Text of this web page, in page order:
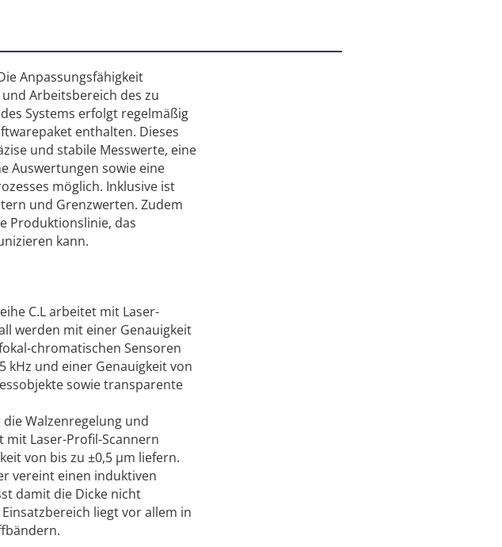
Anpassungsfähigkeit
Arbeitsbereich des zu
Systems erfolgt regelmäßig
enthalten. Dieses
und stabile Messwerte, eine
Auswertungen sowie eine
möglich. Inklusive ist
und Grenzwerten. Zudem
Produktionslinie, das
kann.
C.L arbeitet mit Laser-
werden mit einer Genauigkeit
chromatischen Sensoren
kHz und einer Genauigkeit von
sowie transparente
Walzenregelung und
mit Laser-Profil-Scannern
von bis zu ±0,5 µm liefern.
vereint einen induktiven
damit die Dicke nicht
liegt vor allem in